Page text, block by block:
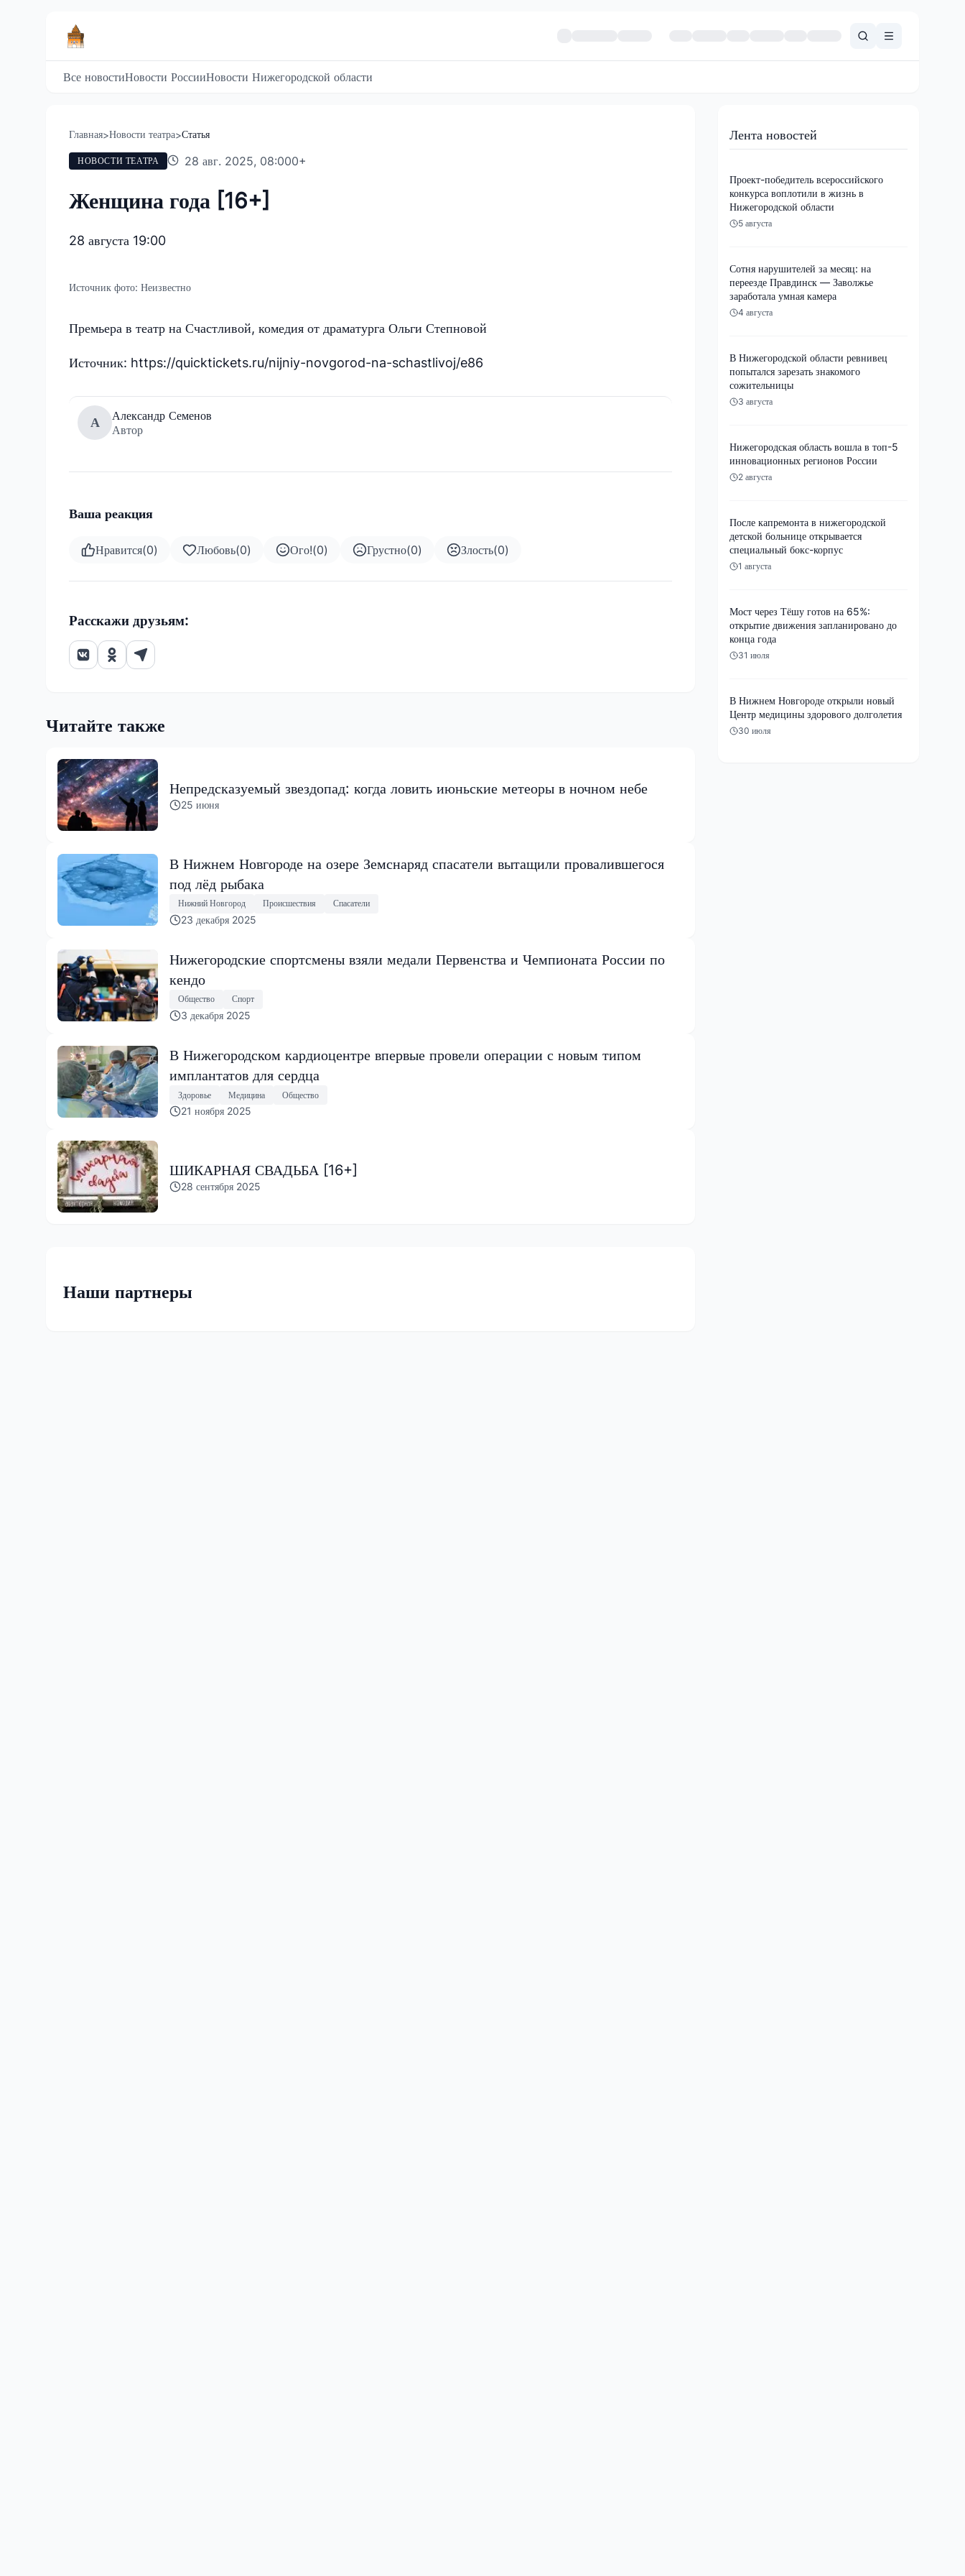
Все новостиНовости РоссииНовости Нижегородской области
Главная>Новости театра>Статья
НОВОСТИ ТЕАТРА 28 авг. 2025, 08:000+
Женщина года [16+]
28 августа 19:00
Источник фото: Неизвестно
Премьера в театр на Счастливой, комедия от драматурга Ольги Степновой
Источник: https://quicktickets.ru/nijniy-novgorod-na-schastlivoj/e86
А
Александр Семенов
Автор
Ваша реакция
Нравится(0) Любовь(0) Ого!(0) Грустно(0) Злость(0)
Расскажи друзьям:
Читайте также
Непредсказуемый звездопад: когда ловить июньские метеоры в ночном небе
25 июня
В Нижнем Новгороде на озере Земснаряд спасатели вытащили провалившегося
под лёд рыбака
Нижний Новгород Происшествия Спасатели
23 декабря 2025
Нижегородские спортсмены взяли медали Первенства и Чемпионата России по
кендо
Общество Спорт
3 декабря 2025
В Нижегородском кардиоцентре впервые провели операции с новым типом
имплантатов для сердца
Здоровье Медицина Общество
21 ноября 2025
ШИКАРНАЯ СВАДЬБА [16+]
28 сентября 2025
Наши партнеры
Лента новостей
Проект-победитель всероссийского
конкурса воплотили в жизнь в
Нижегородской области
5 августа
Сотня нарушителей за месяц: на
переезде Правдинск — Заволжье
заработала умная камера
4 августа
В Нижегородской области ревнивец
попытался зарезать знакомого
сожительницы
3 августа
Нижегородская область вошла в топ-5
инновационных регионов России
2 августа
После капремонта в нижегородской
детской больнице открывается
специальный бокс-корпус
1 августа
Мост через Тёшу готов на 65%:
открытие движения запланировано до
конца года
31 июля
В Нижнем Новгороде открыли новый
Центр медицины здорового долголетия
30 июля